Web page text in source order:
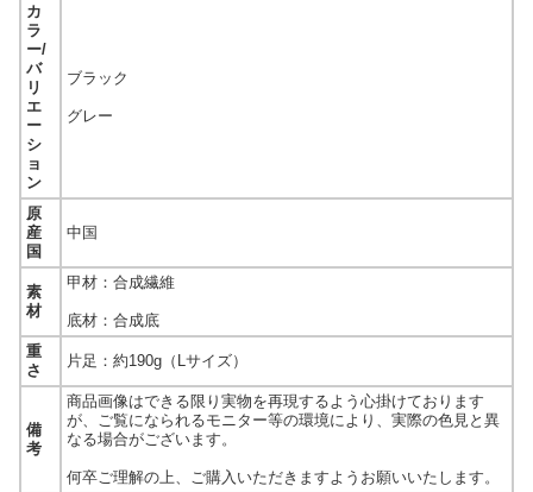
カ
ラ
ー/
バ
リ
エ
ー
シ
ョ
ン
ブラック
グレー
原
産
国
中国
素
材
甲材：合成繊維
底材：合成底
重
さ
片足：約190g（Lサイズ）
備
考
商品画像はできる限り実物を再現するよう心掛けております
が、ご覧になられるモニター等の環境により、実際の色見と異
なる場合がございます。
何卒ご理解の上、ご購入いただきますようお願いいたします。